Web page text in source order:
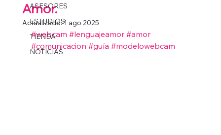
ASESORES
ESTUDIOS
TIENDA
NOTICIAS
Amor.
Actualizado:1 ago 2025
#webcam #lenguajeamor #amor
#comunicacion #guía #modelowebcam